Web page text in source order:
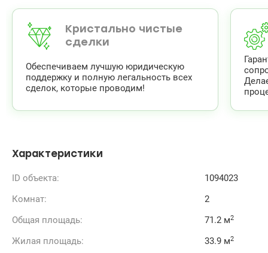
кондиционер, бойлер, индукционная плита,
электрический духовой шкаф, стиральная машина,
бронедвери. Мебель и техника остается.
В доме 2 лифта, подземный паркинг. Охрана дома,
парадного, двор огражден, ведется видеонаблюдение. В
доме ОСББ.
Метро Шулявская -700 м, парк Пушкина, парк КПИ в
пешей доступности.
valion.ua/1094023
Кристально чистые
сделки
Обеспечиваем лучшую юридическую
поддержку и полную легальность всех
сделок, которые проводим!
Характеристики
ID объекта:
1094023
Комнат:
2
Общая площадь:
71.2 м2
Жилая площадь: 33.9 м2